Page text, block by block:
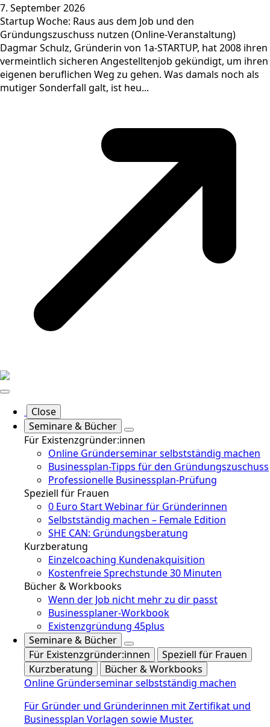
7. September 2026
Startup Woche: Raus aus dem Job und den
Gründungszuschuss nutzen (Online-Veranstaltung)
Dagmar Schulz, Gründerin von 1a-STARTUP, hat 2008 ihren
vermeintlich sicheren Angestelltenjob gekündigt, um ihren
eigenen beruflichen Weg zu gehen. Was damals noch als
mutiger Sonderfall galt, ist heu...
Close
Seminare & Bücher
Für Existenzgründer:innen
Online Gründerseminar selbstständig machen
Businessplan-Tipps für den Gründungszuschuss
Professionelle Businessplan-Prüfung
Speziell für Frauen
0 Euro Start Webinar für Gründerinnen
Selbstständig machen – Female Edition
SHE CAN: Gründungsberatung
Kurzberatung
Einzelcoaching Kundenakquisition
Kostenfreie Sprechstunde 30 Minuten
Bücher & Workbooks
Wenn der Job nicht mehr zu dir passt
Businessplaner-Workbook
Existenzgründung 45plus
Seminare & Bücher
Für Existenzgründer:innen
Speziell für Frauen
Kurzberatung
Bücher & Workbooks
Online Gründerseminar selbstständig machen
Für Gründer und Gründerinnen mit Zertifikat und
Businessplan Vorlagen sowie Muster.